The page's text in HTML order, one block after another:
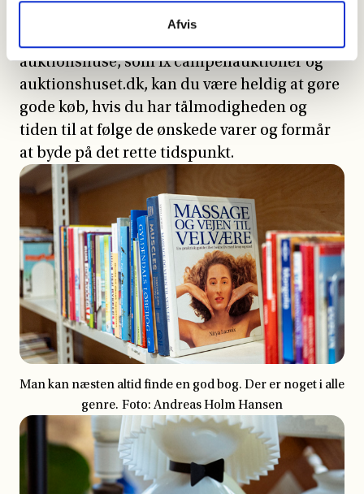
Afvis
sælger kun dyre antikviteter og
auktionshuse, som fx campenauktioner og
auktionshuset.dk, kan du være heldig at gøre
gode køb, hvis du har tålmodigheden og
tiden til at følge de ønskede varer og formår
at byde på det rette tidspunkt.